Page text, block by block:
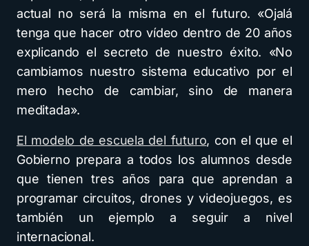
actual no será la misma en el futuro. «Ojalá
tenga que hacer otro vídeo dentro de 20 años
explicando el secreto de nuestro éxito. «No
cambiamos nuestro sistema educativo por el
mero hecho de cambiar, sino de manera
meditada».
El modelo de escuela del futuro, con el que el
Gobierno prepara a todos los alumnos desde
que tienen tres años para que aprendan a
programar circuitos, drones y videojuegos, es
también un ejemplo a seguir a nivel
internacional.